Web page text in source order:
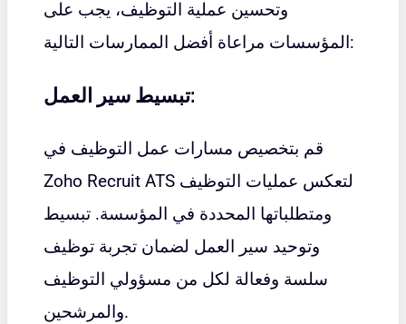
وتحسين عملية التوظيف، يجب على
المؤسسات مراعاة أفضل الممارسات التالية:
تبسيط سير العمل:
قم بتخصيص مسارات عمل التوظيف في
Zoho Recruit ATS لتعكس عمليات التوظيف
ومتطلباتها المحددة في المؤسسة. تبسيط
وتوحيد سير العمل لضمان تجربة توظيف
سلسة وفعالة لكل من مسؤولي التوظيف
والمرشحين.